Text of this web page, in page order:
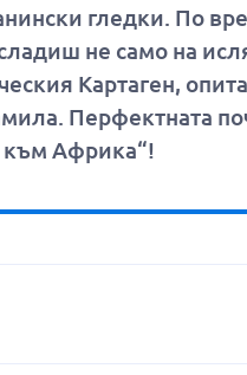
Турция
Хърватия
Румъния
Франция
гледки. По
не само на
Картаген,
Перфектната
към Африка“!